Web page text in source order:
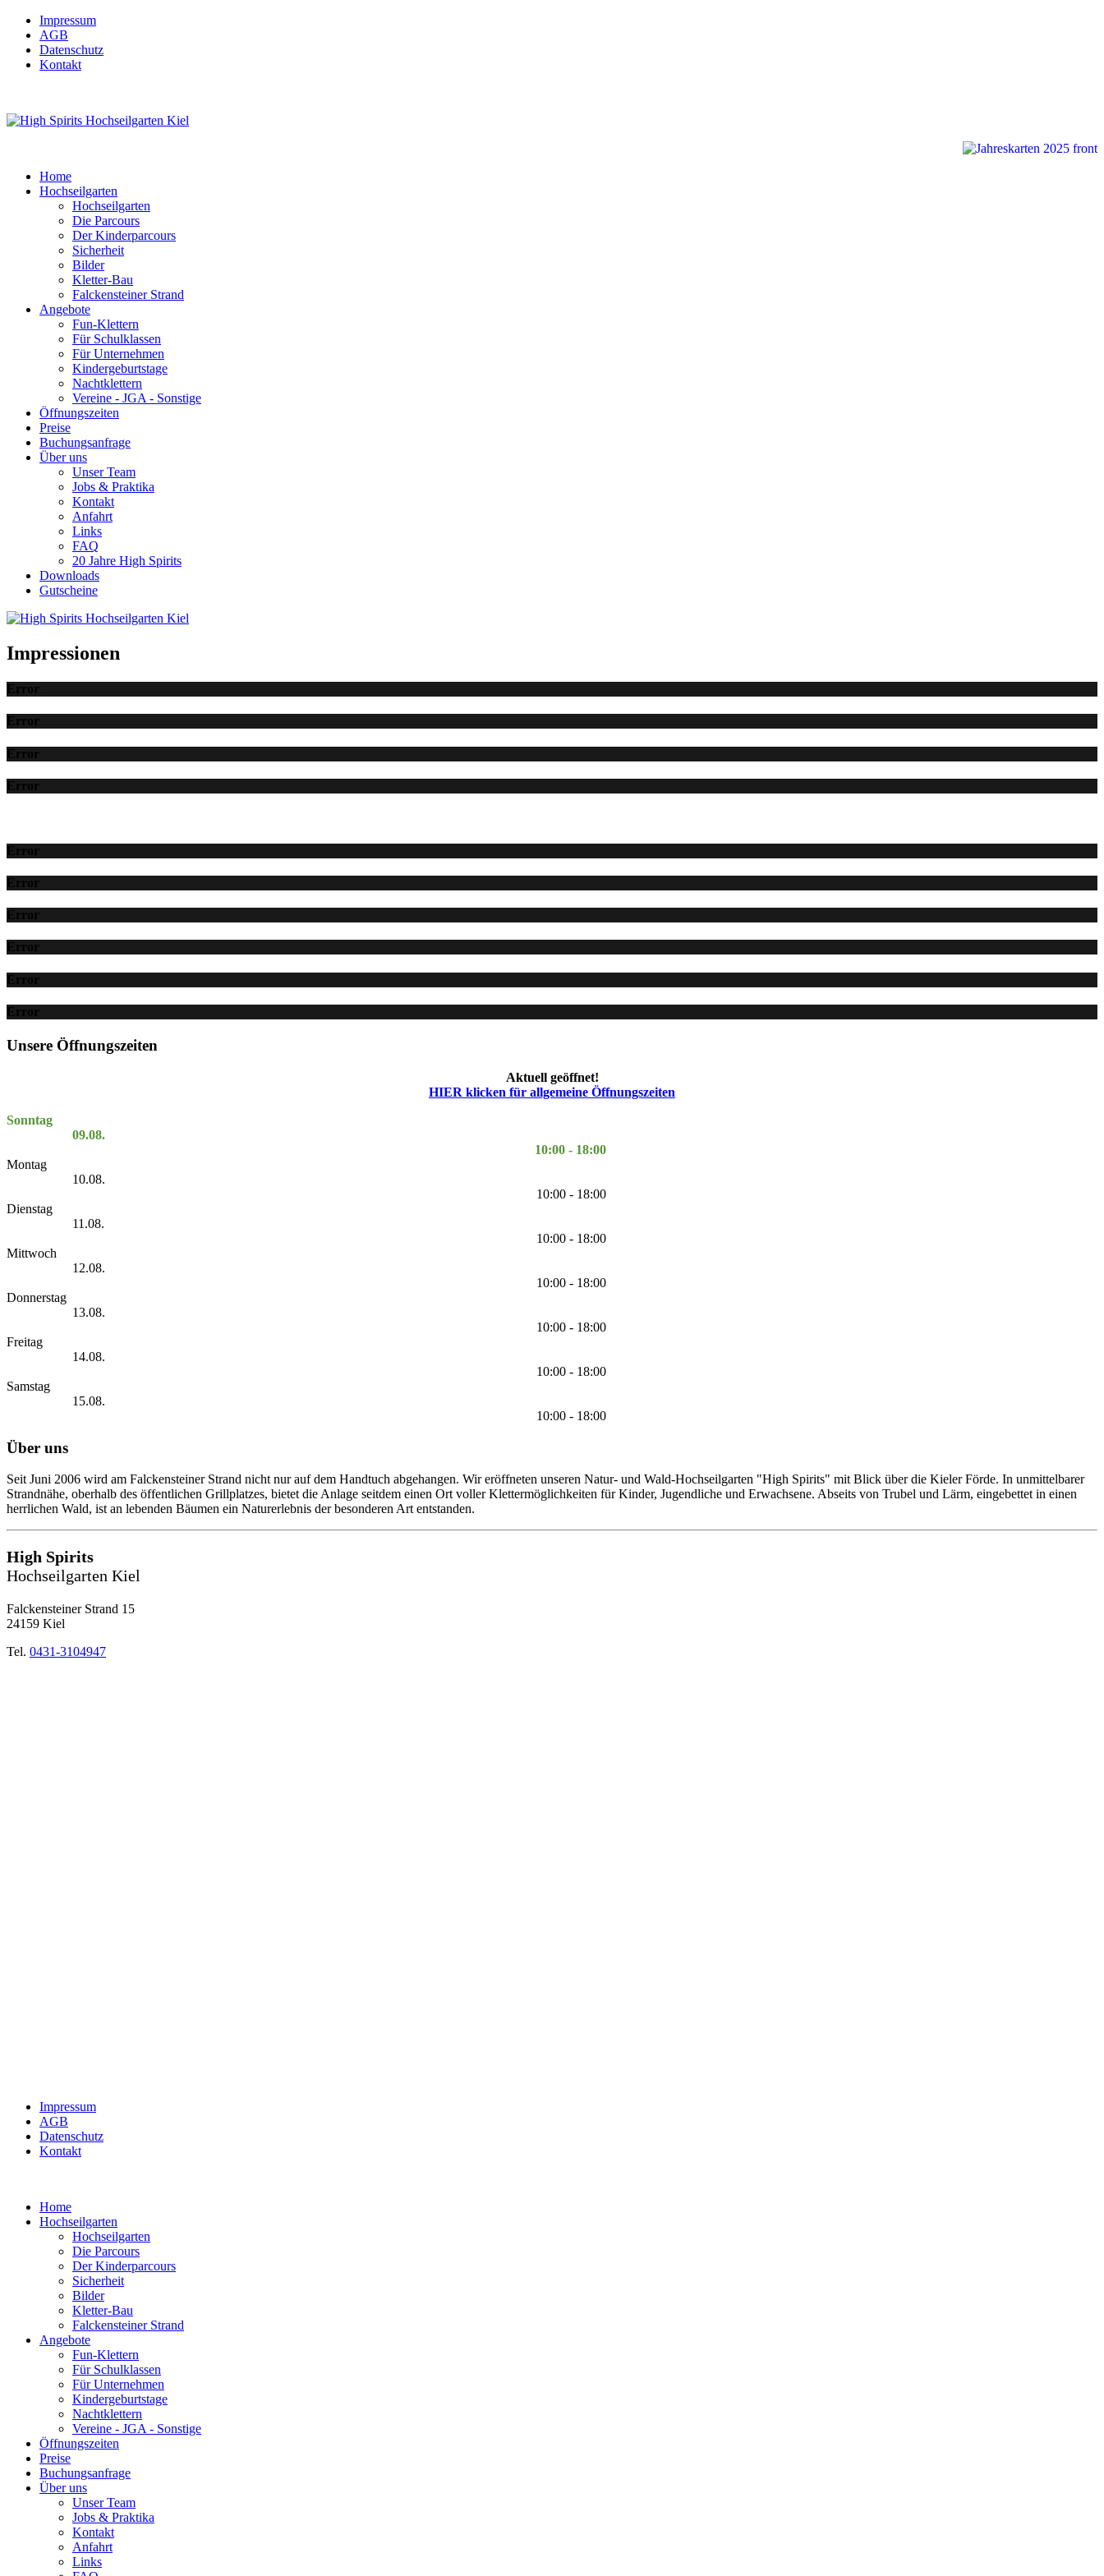
Impressum
AGB
Datenschutz
Kontakt
Home
Hochseilgarten
Hochseilgarten
Die Parcours
Der Kinderparcours
Sicherheit
Bilder
Kletter-Bau
Falckensteiner Strand
Angebote
Fun-Klettern
Für Schulklassen
Für Unternehmen
Kindergeburtstage
Nachtklettern
Vereine - JGA - Sonstige
Öffnungszeiten
Preise
Buchungsanfrage
Über uns
Unser Team
Jobs & Praktika
Kontakt
Anfahrt
Links
FAQ
20 Jahre High Spirits
Downloads
Gutscheine
Impressionen
Error
Error
Error
Error
Error
Error
Error
Error
Error
Error
Unsere Öffnungszeiten
Aktuell geöffnet!
HIER klicken für allgemeine Öffnungszeiten
Sonntag
09.08.
10:00 - 18:00
Montag
10.08.
10:00 - 18:00
Dienstag
11.08.
10:00 - 18:00
Mittwoch
12.08.
10:00 - 18:00
Donnerstag
13.08.
10:00 - 18:00
Freitag
14.08.
10:00 - 18:00
Samstag
15.08.
10:00 - 18:00
Über uns
Seit Juni 2006 wird am Falckensteiner Strand nicht nur auf dem Handtuch abgehangen. Wir eröffneten unseren Natur- und Wald-Hochseilgarten "High Spirits" mit Blick über die Kieler Förde. In unmittelbarer
Strandnähe, oberhalb des öffentlichen Grillplatzes, bietet die Anlage seitdem einen Ort voller Klettermöglichkeiten für Kinder, Jugendliche und Erwachsene. Abseits von Trubel und Lärm, eingebettet in einen
herrlichen Wald, ist an lebenden Bäumen ein Naturerlebnis der besonderen Art entstanden.
High Spirits
Hochseilgarten Kiel
Falckensteiner Strand 15
24159 Kiel
Tel. 0431-3104947
Impressum
AGB
Datenschutz
Kontakt
Home
Hochseilgarten
Hochseilgarten
Die Parcours
Der Kinderparcours
Sicherheit
Bilder
Kletter-Bau
Falckensteiner Strand
Angebote
Fun-Klettern
Für Schulklassen
Für Unternehmen
Kindergeburtstage
Nachtklettern
Vereine - JGA - Sonstige
Öffnungszeiten
Preise
Buchungsanfrage
Über uns
Unser Team
Jobs & Praktika
Kontakt
Anfahrt
Links